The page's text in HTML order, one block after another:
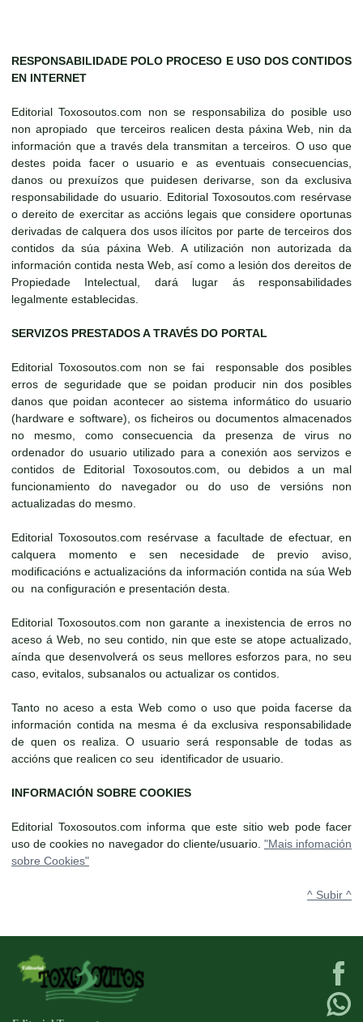
RESPONSABILIDADE POLO PROCESO E USO DOS CONTIDOS
EN INTERNET
Editorial Toxosoutos.com non se responsabiliza do posible uso
non apropiado que terceiros realicen desta páxina Web, nin da
información que a través dela transmitan a terceiros. O uso que
destes poida facer o usuario e as eventuais consecuencias,
danos ou prexuízos que puidesen derivarse, son da exclusiva
responsabilidade do usuario. Editorial Toxosoutos.com resérvase
o dereito de exercitar as accións legais que considere oportunas
derivadas de calquera dos usos ilícitos por parte de terceiros dos
contidos da súa páxina Web. A utilización non autorizada da
información contida nesta Web, así como a lesión dos dereitos de
Propiedade Intelectual, dará lugar ás responsabilidades
legalmente establecidas.
SERVIZOS PRESTADOS A TRAVÉS DO PORTAL
Editorial Toxosoutos.com non se fai responsable dos posibles
erros de seguridade que se poidan producir nin dos posibles
danos que poidan acontecer ao sistema informático do usuario
(hardware e software), os ficheiros ou documentos almacenados
no mesmo, como consecuencia da presenza de virus no
ordenador do usuario utilizado para a conexión aos servizos e
contidos de Editorial Toxosoutos.com, ou debidos a un mal
funcionamiento do navegador ou do uso de versións non
actualizadas do mesmo.
Editorial Toxosoutos.com resérvase a facultade de efectuar, en
calquera momento e sen necesidade de previo aviso,
modificacións e actualizacións da información contida na súa Web
ou na configuración e presentación desta.
Editorial Toxosoutos.com non garante a inexistencia de erros no
aceso á Web, no seu contido, nin que este se atope actualizado,
aínda que desenvolverá os seus mellores esforzos para, no seu
caso, evitalos, subsanalos ou actualizar os contidos.
Tanto no aceso a esta Web como o uso que poida facerse da
información contida na mesma é da exclusiva responsabilidade
de quen os realiza. O usuario será responsable de todas as
accións que realicen co seu identificador de usuario.
INFORMACIÓN SOBRE COOKIES
Editorial Toxosoutos.com informa que este sitio web pode facer
uso de cookies no navegador do cliente/usuario. "Mais infomación
sobre Cookies"
^ Subir ^